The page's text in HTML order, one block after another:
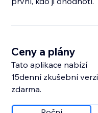
Ceny a plány
Tato aplikace nabízí
15denní zkušební verzi
zdarma.